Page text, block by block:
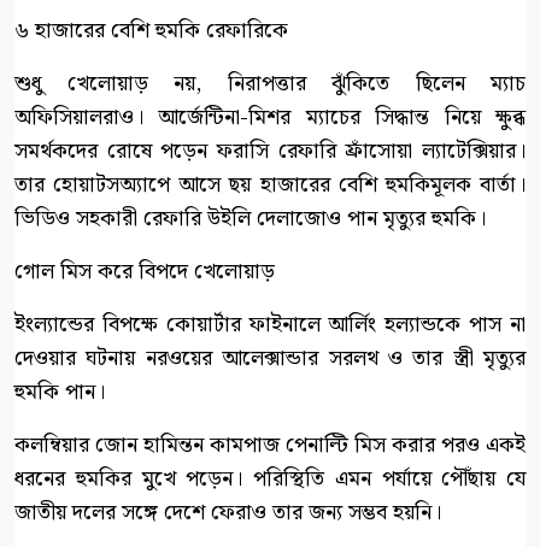
৬ হাজারের বেশি হুমকি রেফারিকে
শুধু খেলোয়াড় নয়, নিরাপত্তার ঝুঁকিতে ছিলেন ম্যাচ
অফিসিয়ালরাও। আর্জেন্টিনা-মিশর ম্যাচের সিদ্ধান্ত নিয়ে ক্ষুব্ধ
সমর্থকদের রোষে পড়েন ফরাসি রেফারি ফ্রাঁসোয়া ল্যাটেক্সিয়ার।
তার হোয়াটসঅ্যাপে আসে ছয় হাজারের বেশি হুমকিমূলক বার্তা।
ভিডিও সহকারী রেফারি উইলি দেলাজোও পান মৃত্যুর হুমকি।
গোল মিস করে বিপদে খেলোয়াড়
ইংল্যান্ডের বিপক্ষে কোয়ার্টার ফাইনালে আর্লিং হল্যান্ডকে পাস না
দেওয়ার ঘটনায় নরওয়ের আলেক্সান্ডার সরলথ ও তার স্ত্রী মৃত্যুর
হুমকি পান।
কলম্বিয়ার জোন হামিন্তন কামপাজ পেনাল্টি মিস করার পরও একই
ধরনের হুমকির মুখে পড়েন। পরিস্থিতি এমন পর্যায়ে পৌঁছায় যে
জাতীয় দলের সঙ্গে দেশে ফেরাও তার জন্য সম্ভব হয়নি।